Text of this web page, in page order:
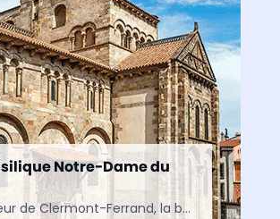
Notre-Dame du
Au cœur de Clermont-Ferrand, la basilique Notre-Dame-du-Port est l’un des plus beaux chefs-d’œuvre de l’art roman en Auvergne. Classée au patrimoine mondial de l’UNESCO, elle séduit par son architecture, ses…